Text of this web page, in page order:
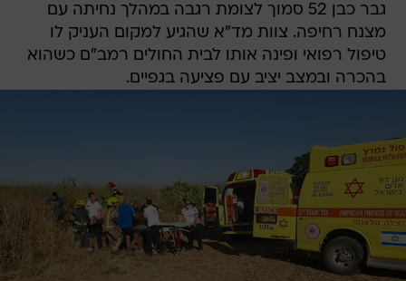
גבר כבן 52 סמוך לצומת רגבה במהלך נחיתה עם
מצנח רחיפה. צוות מד"א שהגיע למקום העניק לו
טיפול רפואי ופינה אותו לבית החולים רמב"ם כשהוא
בהכרה ובמצב יציב עם פציעה בגפיים.